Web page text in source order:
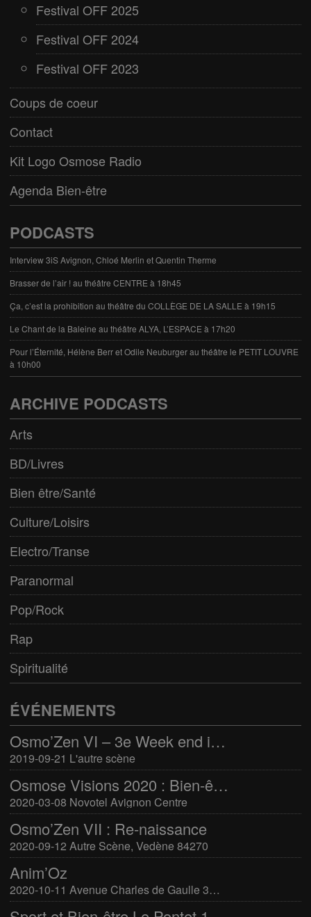
Festival OFF 2025
Festival OFF 2024
Festival OFF 2023
Coups de coeur
Contact
Kit Logo Osmose Radio
Agenda Bien-être
PODCASTS
Interview 3iS Avignon, Chloé Merlin et Quentin Therme
Brasser de l’air ! au théâtre CENTRE à 18h45
Ça, c’est la prohibition au théâtre du COLLÈGE DE LA SALLE à 19h15
Le Chant de la Baleine au théâtre ALYA, L’ESPACE à 17h20
Pour l’Éternité, Hélène Berr et Odile Neuburger au théâtre le PETIT LOUVRE
à 10h00
ARCHIVE PODCASTS
Arts
BD/Livres
Bien être/Santé
Culture/Loisirs
Electro/Transe
Paranormal
Pop/Rock
Rap
Spiritualité
ÉVÉNEMENTS
Osmo’Zen VI – 3e Week end international du bien-être
2019-09-21 L'autre scène
Osmose Visions 2020 : Bien-être et arts divinatoires
2020-03-08 Novotel Avignon Centre
Osmo’Zen VII : Re-naissance
2020-09-12 Autre Scène, Vedène 84270
Anim’Oz
2020-10-11 Avenue Charles de Gaulle 30400 Villeneuve-Lès-Avignon